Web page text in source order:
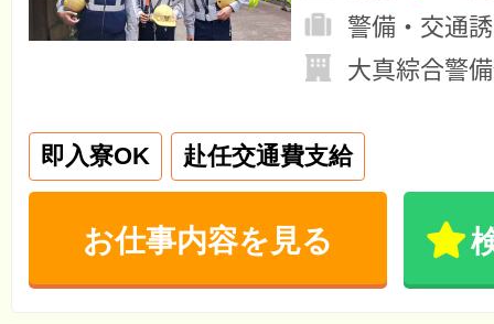
警備・交通
大真綜合警
即入寮OK 赴任交通費支給
お仕事内容を見る